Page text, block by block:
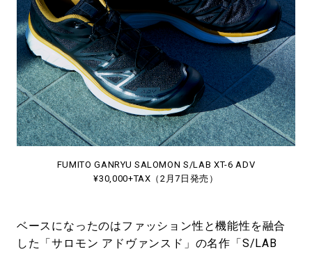
FUMITO GANRYU SALOMON S/LAB XT-6 ADV
¥30,000+TAX（2月7日発売）
ベースになったのはファッション性と機能性を融合
した「サロモン アドヴァンスド」の名作「S/LAB